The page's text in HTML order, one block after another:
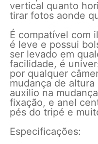
vertical quanto
tirar fotos aonde
É compatível com
é leve e possui
ser levado em
facilidade, é
por qualquer
mudança de
auxilio na
fixação, e anel
pés do tripé e
Especificações: